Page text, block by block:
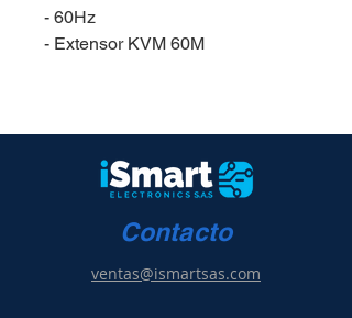
- 60Hz
- Extensor KVM 60M
Contacto
ventas@ismartsas.com